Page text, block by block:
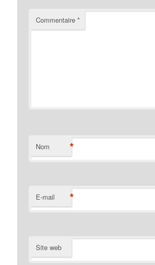
Commentaire*
Nom *
E-mail *
Site web